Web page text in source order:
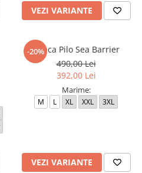
VEZI VARIANTE
-20%
Geaca Pilo Sea Barrier
490,00 Lei
392,00 Lei
Marime:
M L XL XXL 3XL
VEZI VARIANTE